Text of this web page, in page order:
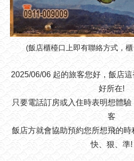
(飯店櫃檯口上即有聯絡方式，
2025/06/06 起的旅客您好，飯店
好所在!
只要電話訂房或入住時表明想體
客
飯店方就會協助預約您所想飛的
快、狠、準!